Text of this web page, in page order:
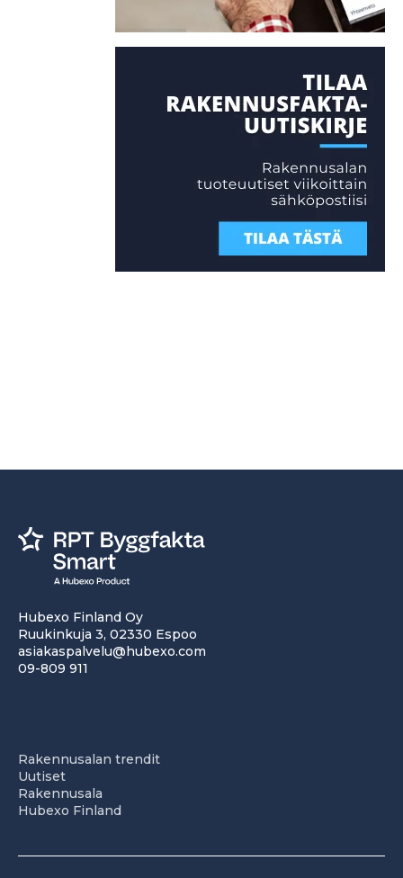
Hubexo Finland Oy
Ruukinkuja 3, 02330 Espoo
asiakaspalvelu@hubexo.com
09-809 911
Rakennusalan trendit
Uutiset
Rakennusala
Hubexo Finland